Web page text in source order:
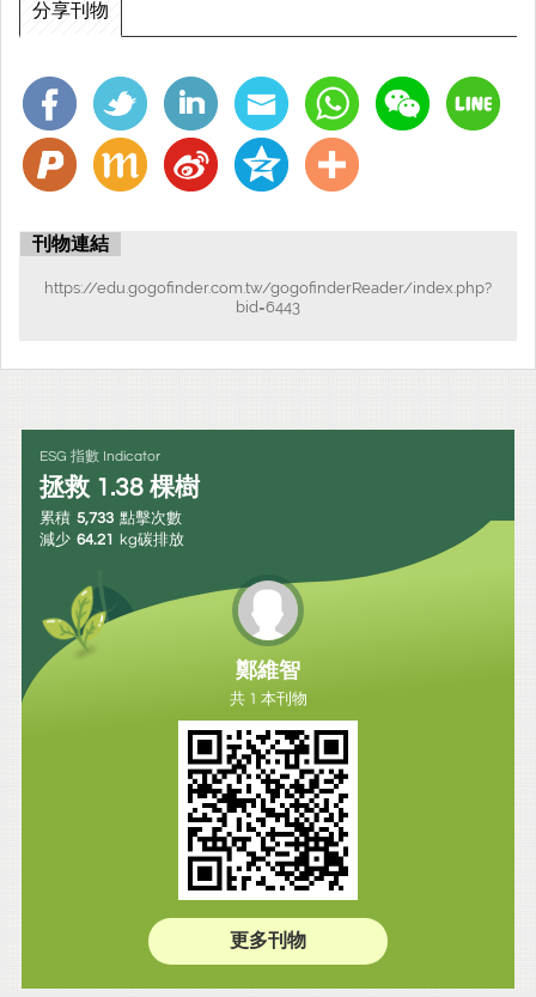
分享刊物
刊物連結
https://edu.gogofinder.com.tw/gogofinderReader/index.php?
bid=6443
ESG 指數 Indicator
拯救 1.38 棵樹
累積 5,733 點擊次數
減少 64.21 kg碳排放
鄭維智
共 1 本刊物
更多刊物